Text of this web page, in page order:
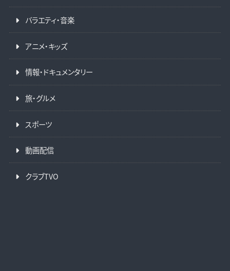
バラエティ・音楽
アニメ・キッズ
情報・ドキュメンタリー
旅・グルメ
スポーツ
動画配信
クラブTVO